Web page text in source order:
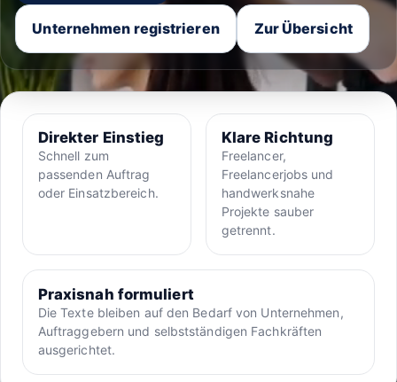
Unternehmen registrieren Zur Übersicht
Direkter Einstieg
Schnell zum
passenden Auftrag
oder Einsatzbereich.
Klare Richtung
Freelancer,
Freelancerjobs und
handwerksnahe
Projekte sauber
getrennt.
Praxisnah formuliert
Die Texte bleiben auf den Bedarf von Unternehmen,
Auftraggebern und selbstständigen Fachkräften
ausgerichtet.